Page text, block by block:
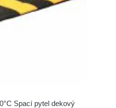
Spací pytel dekový